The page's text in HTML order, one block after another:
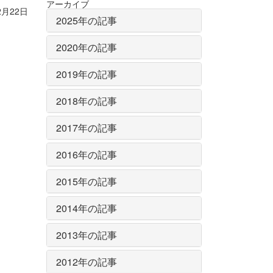
22日
アーカイブ
2025年の記事
2020年の記事
2019年の記事
2018年の記事
2017年の記事
2016年の記事
2015年の記事
2014年の記事
2013年の記事
2012年の記事